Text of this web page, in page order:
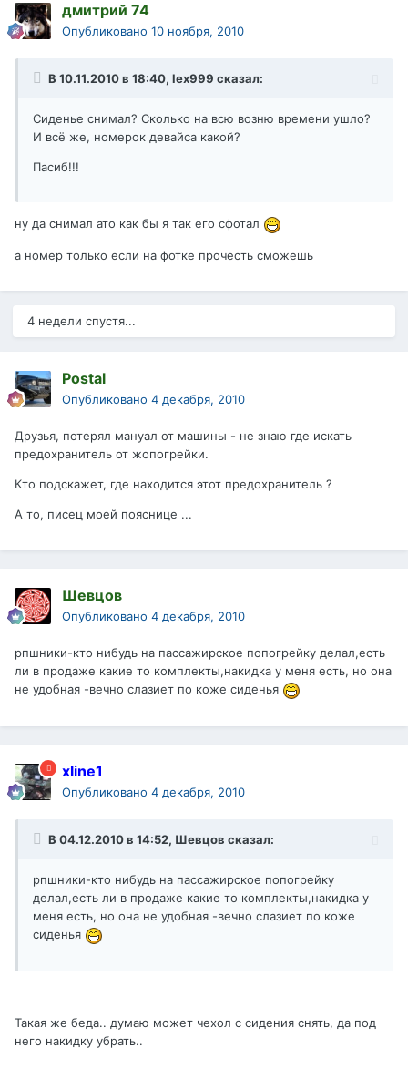
дмитрий 74
Опубликовано 10 ноября, 2010
В 10.11.2010 в 18:40, lex999 сказал:
Сиденье снимал? Сколько на всю возню времени ушло?
И всё же, номерок девайса какой?
Пасиб!!!
ну да снимал ато как бы я так его сфотал
а номер только если на фотке прочесть сможешь
4 недели спустя...
Postal
Опубликовано 4 декабря, 2010
Друзья, потерял мануал от машины - не знаю где искать
предохранитель от жопогрейки.
Кто подскажет, где находится этот предохранитель ?
А то, писец моей пояснице ...
Шевцов
Опубликовано 4 декабря, 2010
рпшники-кто нибудь на пассажирское попогрейку делал,есть
ли в продаже какие то комплекты,накидка у меня есть, но она
не удобная -вечно слазиет по коже сиденья
xline1
Опубликовано 4 декабря, 2010
В 04.12.2010 в 14:52, Шевцов сказал:
рпшники-кто нибудь на пассажирское попогрейку
делал,есть ли в продаже какие то комплекты,накидка у
меня есть, но она не удобная -вечно слазиет по коже
сиденья
Такая же беда.. думаю может чехол с сидения снять, да под
него накидку убрать..